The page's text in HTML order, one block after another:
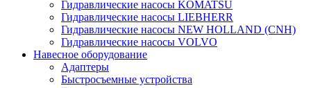
Гидравлические насосы KOMATSU
Гидравлические насосы LIEBHERR
Гидравлические насосы NEW HOLLAND (CNH)
Гидравлические насосы VOLVO
Навесное оборудование
Адаптеры
Быстросъемные устройства